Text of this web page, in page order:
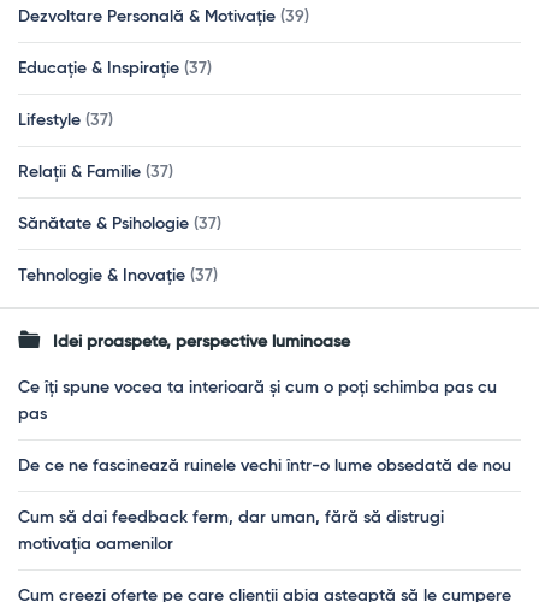
Dezvoltare Personală & Motivație (39)
Educație & Inspirație (37)
Lifestyle (37)
Relații & Familie (37)
Sănătate & Psihologie (37)
Tehnologie & Inovație (37)
Idei proaspete, perspective luminoase
Ce îți spune vocea ta interioară și cum o poți schimba pas cu
pas
De ce ne fascinează ruinele vechi într-o lume obsedată de nou
Cum să dai feedback ferm, dar uman, fără să distrugi
motivația oamenilor
Cum creezi oferte pe care clienții abia așteaptă să le cumpere